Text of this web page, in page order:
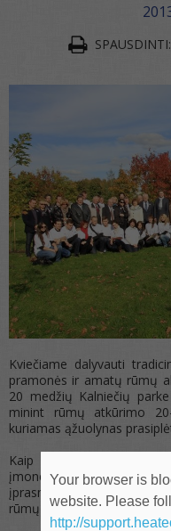
SPAUSDINTI:
Kviečiame dalyvauti
pramonės ir amatų rūmų
20 medžių Kalniečių
minint rūmų atkūrimo
kuriamas ąžuolynas
Kaip ir anksčiau,
įmones, kurios šiemet
įprasminsite šią datą, tai
rūmų tradicijos tęsinys.
Your browser is
website. Please
http://